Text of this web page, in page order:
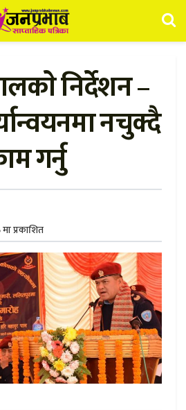
निर्देशन –
नचुक्दै
गर्नु
प्रकाशित